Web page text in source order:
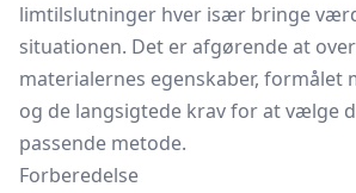
limtilslutninger hver især bringe
situationen. Det er afgørende at
materialernes egenskaber, formålet
og de langsigtede krav for at vælge
passende metode.
Forberedelse